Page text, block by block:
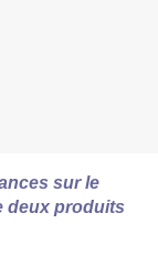
sur le
deux produits